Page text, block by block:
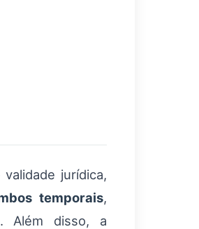
jurídica,
temporais,
Além disso, a